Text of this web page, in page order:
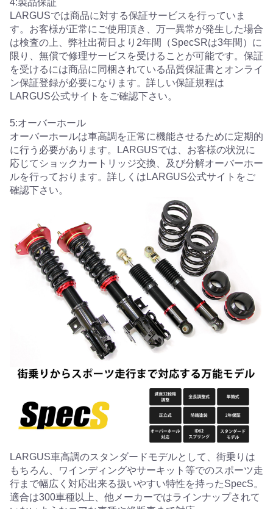
4:製品保証
LARGUSでは商品に対する保証サービスを行っていま
す。お客様が正常にご使用頂き、万一異常が発生した場合
は検査の上、弊社出荷日より2年間（SpecSRは3年間）に
限り、無償で修理サービスを受けることが可能です。保証
を受けるには商品に同梱されている品質保証書とオンライ
ン保証登録が必要になります。詳しい保証規程は
LARGUS公式サイトをご確認下さい。
5:オーバーホール
オーバーホールは車高調を正常に機能させるために定期的
に行う必要があります。LARGUSでは、お客様の状況に
応じてショックカートリッジ交換、及び分解オーバーホー
ルを行っております。詳しくはLARGUS公式サイトをご
確認下さい。
LARGUS車高調のスタンダードモデルとして、街乗りは
もちろん、ワインディングやサーキット等でのスポーツ走
行まで幅広く対応出来る扱いやすい特性を持ったSpecS。
適合は300車種以上、他メーカーではラインナップされて